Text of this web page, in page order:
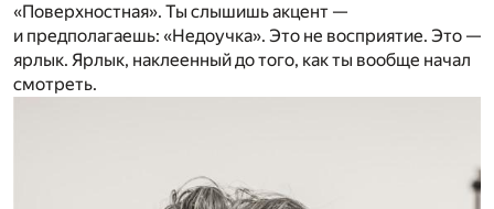
«Поверхностная». Ты слышишь акцент —
и предполагаешь: «Недоучка». Это не восприятие. Это —
ярлык. Ярлык, наклеенный до того, как ты вообще начал
смотреть.